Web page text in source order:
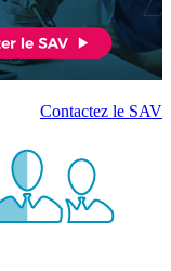
Contactez le SAV